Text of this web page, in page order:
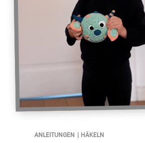
ANLEITUNGEN HÄKELN